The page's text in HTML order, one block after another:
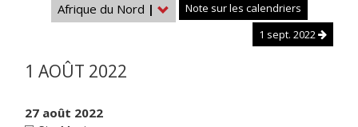
Afrique du Nord |
Note sur les calendriers
1 sept. 2022
1 AOÛT 2022
27 août 2022